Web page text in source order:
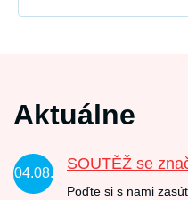
Aktuálne
04.08.
SOUTĚŽ se
Poďte si s nami